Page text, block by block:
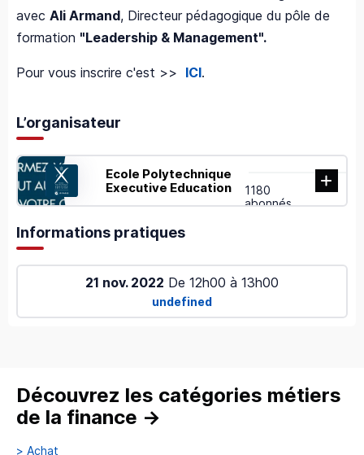
avec Ali Armand, Directeur pédagogique du pôle de
formation "Leadership & Management".
Pour vous inscrire c'est >> ICI.
L’organisateur
Ecole Polytechnique
Executive Education
1180
abonnés
Informations pratiques
21 nov. 2022 De 12h00 à 13h00
undefined
Découvrez les catégories métiers
de la finance →
> Achat